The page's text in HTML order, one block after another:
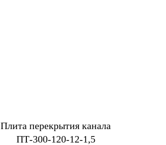
Плита перекрытия канала
ПТ-300-120-12-1,5